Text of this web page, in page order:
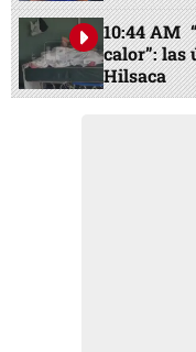
10:44 AM
calor”: las
Hilsaca